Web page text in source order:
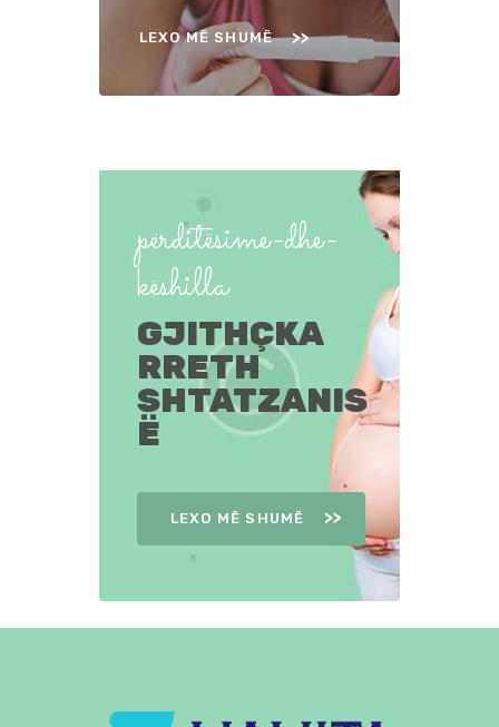
LEXO MË SHUMË
përditësime-dhe-
këshilla
GJITHÇKA
RRETH
SHTATZANIS
Ë
LEXO MË SHUMË